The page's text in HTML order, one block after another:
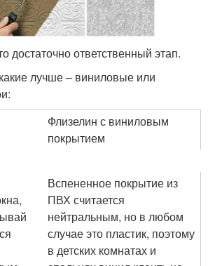
достаточно ответственный этап.
лучше – виниловые или
Флизелин с виниловым
покрытием
Вспененное покрытие из
ПВХ считается
нейтральным, но в любом
случае это пластик, поэтому
в детских комнатах и